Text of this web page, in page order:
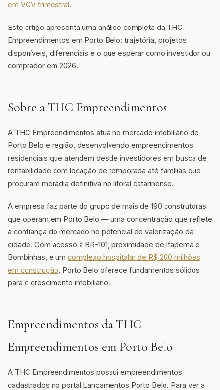
em VGV trimestral.
Este artigo apresenta uma análise completa da THC
Empreendimentos em Porto Belo: trajetória, projetos
disponíveis, diferenciais e o que esperar como investidor ou
comprador em 2026.
Sobre a THC Empreendimentos
A THC Empreendimentos atua no mercado imobiliário de
Porto Belo e região, desenvolvendo empreendimentos
residenciais que atendem desde investidores em busca de
rentabilidade com locação de temporada até famílias que
procuram moradia definitiva no litoral catarinense.
A empresa faz parte do grupo de mais de 190 construtoras
que operam em Porto Belo — uma concentração que reflete
a confiança do mercado no potencial de valorização da
cidade. Com acesso à BR-101, proximidade de Itapema e
Bombinhas, e um complexo hospitalar de R$ 200 milhões
em construção, Porto Belo oferece fundamentos sólidos
para o crescimento imobiliário.
Empreendimentos da THC
Empreendimentos em Porto Belo
A THC Empreendimentos possui empreendimentos
cadastrados no portal Lançamentos Porto Belo. Para ver a